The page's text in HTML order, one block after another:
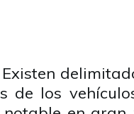
de los